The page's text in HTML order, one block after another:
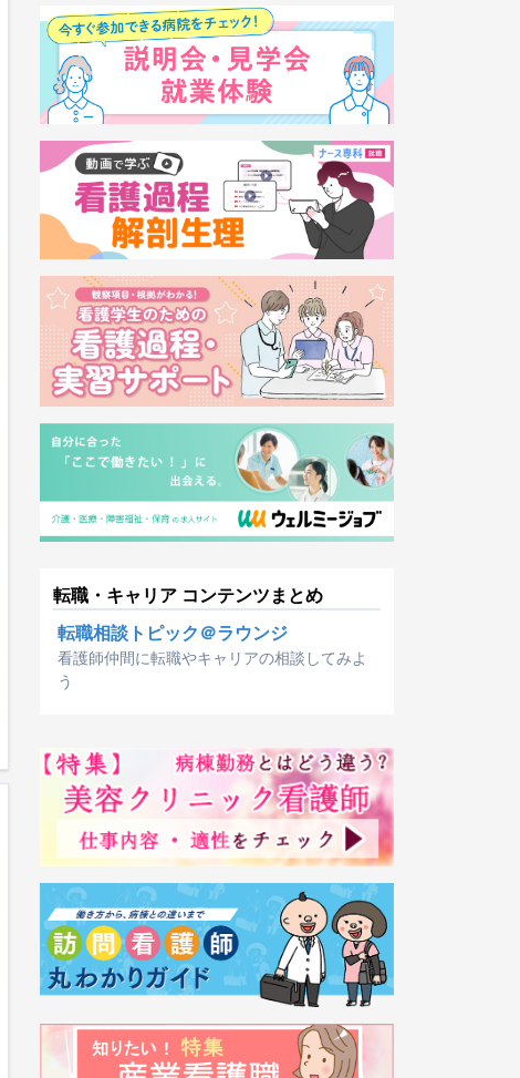
転職・キャリア コンテンツまとめ
転職相談トピック＠ラウンジ
看護師仲間に転職やキャリアの相談してみよ
う